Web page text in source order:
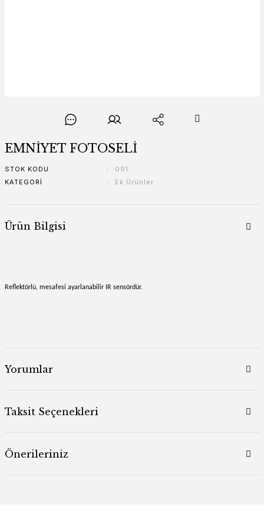
EMNİYET FOTOSELİ
STOK KODU
091
KATEGORI
Ek Ürünler
Ürün Bilgisi
Reflektörlü, mesafesi ayarlanabilir IR sensördür.
Yorumlar
Taksit Seçenekleri
Önerileriniz